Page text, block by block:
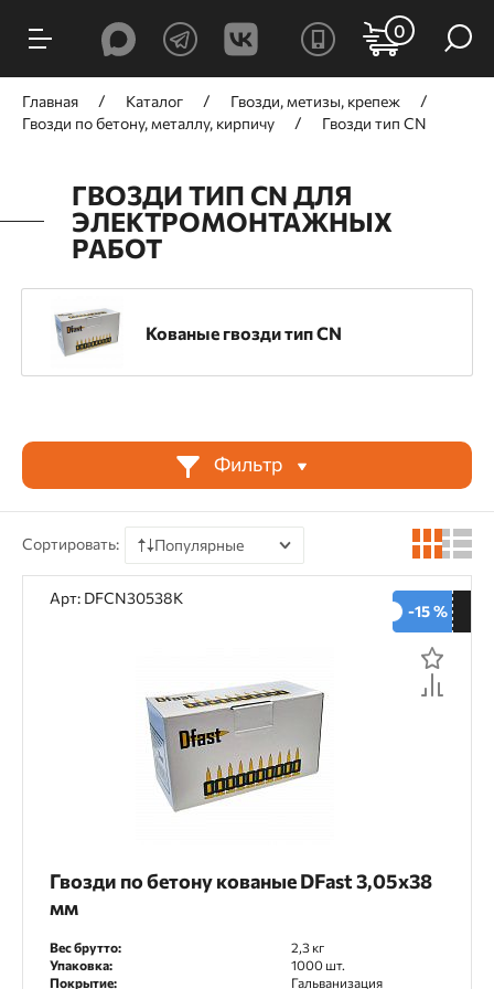
0
Главная Каталог
Гвозди, метизы, крепеж
Гвозди по бетону, металлу, кирпичу
Гвозди тип CN
ГВОЗДИ ТИП CN ДЛЯ
ЭЛЕКТРОМОНТАЖНЫХ
РАБОТ
ФИЛЬТРЫ
Цена, ₽
от до
Производитель
GNG TOUA DFast
Для напольных покрытий
Инженерные системы
Монтаж ГКЛ
Натяжные потолки
Электромонтажные работы
Материал применения
Тип крепежа
Гвоздь CN
Кованые гвозди тип CN
Фильтр
Сортировать: Популярные
По отзывам
Арт: DFCN30538K
-15 %
Гвозди по бетону кованые DFast 3,05х38
мм
Вес брутто:
2,3 кг
Упаковка:
1000 шт.
Покрытие:
Гальванизация